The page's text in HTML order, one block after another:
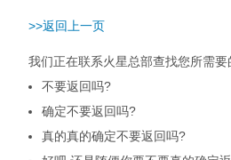
>>返回上一页
我们正在联系火星总部查找您所需
不要返回吗?
确定不要返回吗?
真的真的确定不要返回吗?